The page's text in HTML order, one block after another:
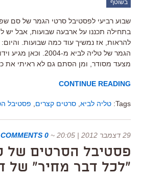
בשוטף
שבוע רביעי לפסטיבל סרטי הגמר של סם
בתחילה תכננו על ארבעה שבועות, אבל יש
להראות, אז נמשיך עוד כמה שבועות.
הגמר של טליה לביא מ-
מצעד מסודר, ומן הסתם גם לא ראיתי את
CONTINUE READING
Tags: טליה לביא סרטים קצרים פסטיבל
29 דצמבר 2012 | 20:05 ~
0 COMMENTS
פסטיבל הסרטים של
"לכל דבר מחיר" של